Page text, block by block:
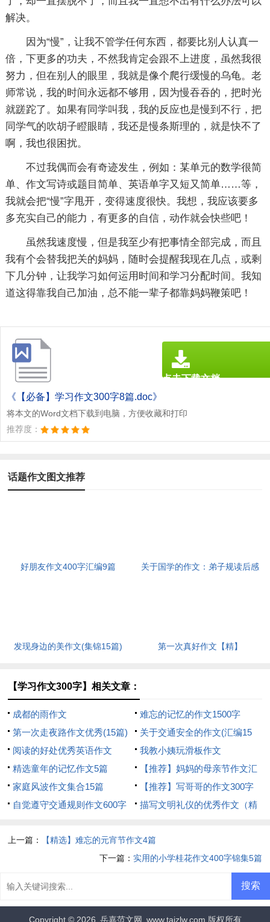
解决。
因为“慢”，让我不管学任何东西，都要比别人认真一
倍，下更多的功夫，不然我肯定会跟不上进度，虽然我很
努力，但在别人的眼里，我就是像个爬行缓慢的乌龟。老
师常说，我的时间永远都不够用，因为慢吞吞的，把时光
就蹉跎了。如果有同学叫我，我的反应也是慢到不行，把
同学气的吹胡子瞪眼睛，我还是慢条斯理的，就是快不了
啊，我也很困扰。
不过我偶而会有奇迹发生，例如：某单元的数学很简
单、作文写诗或题目简单、英语单字又短又简单……等，
我就会把“慢”字甩开，变得速度很快。我想，我应该要多
多充实自己的能力，有更多的自信，动作就会快些吧！
虽然我速度慢，但是我至少有把事情全部完成，而且
我有个会替我把关的妈妈，随时会提醒我现在几点，或剩
下几分钟，让我学习如何运用时间和学习分配时间。我知
道这得靠我自己加油，总不能一辈子都靠妈妈鞭策吧！
《【必备】学习作文300字8篇.doc》
将本文的Word文档下载到电脑，方便收藏和打印
推荐度：
点击下载文档
话题作文图文推荐
好朋友作文400字汇编9篇
关于国学的作文：弟子规读后感
发现身边的美作文(集锦15篇) 第一次真好作文【精】
【学习作文300字】相关文章：
成都的雨作文
难忘的记忆的作文1500字
第一次走夜路作文优秀(15篇)
关于交通安全的作文(汇编15
篇)
阅读的好处优秀英语作文
我教小姨玩滑板作文
精选童年的记忆作文5篇
【推荐】妈妈的母亲节作文汇
编六篇
家庭风波作文集合15篇
【推荐】写哥哥的作文300字
合集5篇
自觉遵守交通规则作文600字
描写文明礼仪的优秀作文（精
上一篇：
【精选】难忘的元宵节作文4篇
下一篇： 实用的小学桂花作文400字锦集5篇
Copyright © 2026 岳嘉范文网 www.tajzlw.com 版权所有